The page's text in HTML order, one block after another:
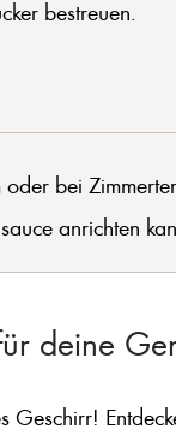
bestreuen.
bei
anrichten
deine
Geschirr!